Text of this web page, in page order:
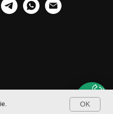
OK